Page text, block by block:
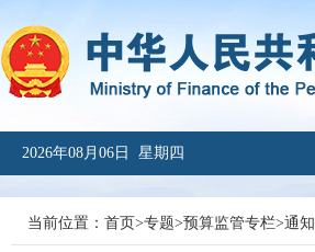
2026年08月06日 星期四
当前位置： 首页>专题>预算监管专栏>通